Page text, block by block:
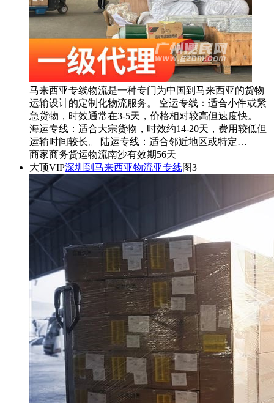
马来西亚专线物流是一种专门为中国到马来西亚的货物
运输设计的定制化物流服务。 空运专线：适合小件或紧
急货物，时效通常在3-5天，价格相对较高但速度快。
海运专线：适合大宗货物，时效约14-20天，费用较低但
运输时间较长。 陆运专线：适合邻近地区或特定…
商家商务货运物流南沙有效期56天
大顶VIP深圳到马来西亚物流亚专线图3